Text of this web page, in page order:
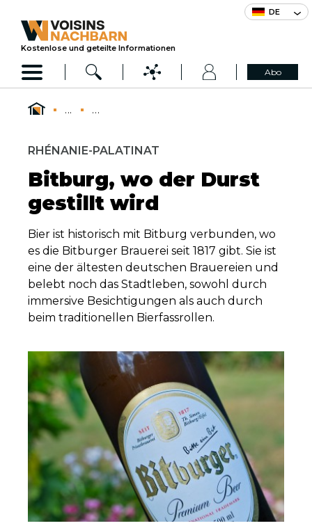
DE
Kostenlose und geteilte Informationen
Abo
... ...
RHÉNANIE-PALATINAT
Bitburg, wo der Durst
gestillt wird
Bier ist historisch mit Bitburg verbunden, wo
es die Bitburger Brauerei seit 1817 gibt. Sie ist
eine der ältesten deutschen Brauereien und
belebt noch das Stadtleben, sowohl durch
immersive Besichtigungen als auch durch
beim traditionellen Bierfassrollen.